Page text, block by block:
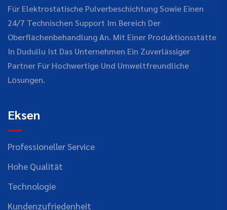
Für Elektrostatische Pulverbeschichtung Sowie Einen
24/7 Technischen Support Im Bereich Der
Oberflächenbehandlung An. Mit Einer Produktionsstätte
In Dudullu Ist Das Unternehmen Ein Zuverlässiger
Partner Für Hochwertige Und Umweltfreundliche
Lösungen.
Eksen
Professioneller Service
Hohe Qualität
Technologie
Kundenzufriedenheit